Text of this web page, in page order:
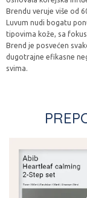
Brendu veruje više od
Luvum nudi bogatu
tipovima kože, sa
Brend je posvećen
dugotrajne efikasne
svima.